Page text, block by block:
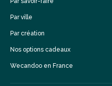
Par ville
Par création
Nos options cadeaux
Wecandoo en France